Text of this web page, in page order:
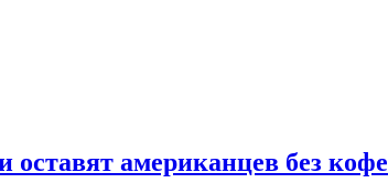
американцев без кофе